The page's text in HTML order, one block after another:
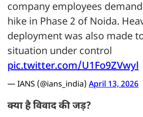
company employees
hike in Phase 2 of Noida.
deployment was also made
situation under control
pic.twitter.com/U1Fo9ZVwyl
— IANS (@ians_india) April 13, 2026
क्या है विवाद की जड़?